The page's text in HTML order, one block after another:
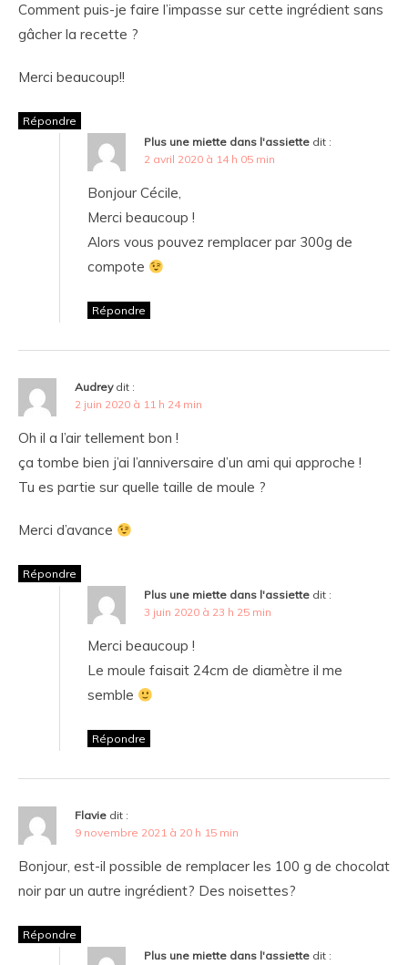
Comment puis-je faire l’impasse sur cette ingrédient sans
gâcher la recette ?
Merci beaucoup!!
Répondre
Plus une miette dans l'assiette dit :
2 avril 2020 à 14 h 05 min
Bonjour Cécile,
Merci beaucoup !
Alors vous pouvez remplacer par 300g de
compote
Répondre
Audrey dit :
2 juin 2020 à 11 h 24 min
Oh il a l’air tellement bon !
ça tombe bien j’ai l’anniversaire d’un ami qui approche !
Tu es partie sur quelle taille de moule ?
Merci d’avance
Répondre
Plus une miette dans l'assiette dit :
3 juin 2020 à 23 h 25 min
Merci beaucoup !
Le moule faisait 24cm de diamètre il me
semble
Répondre
Flavie dit :
9 novembre 2021 à 20 h 15 min
Bonjour, est-il possible de remplacer les 100 g de chocolat
noir par un autre ingrédient? Des noisettes?
Répondre
Plus une miette dans l'assiette dit :